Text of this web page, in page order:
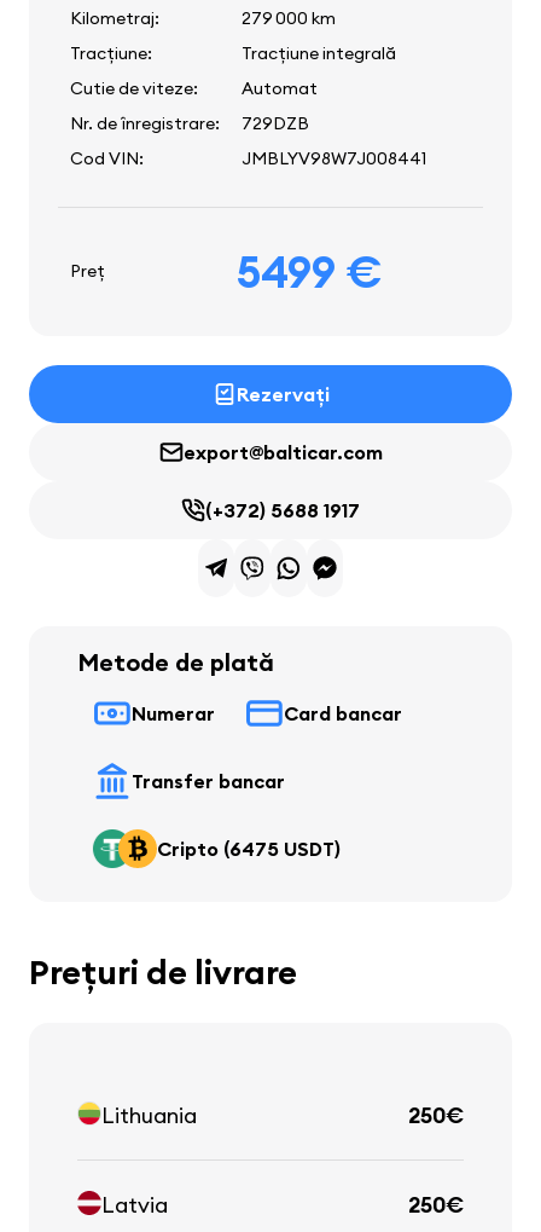
Kilometraj:
279 000 km
Tracțiune:
Tracțiune integrală
Cutie de viteze:
Automat
Nr. de înregistrare:
729DZB
Cod VIN:
JMBLYV98W7J008441
Preț 5499 €
Rezervați
export@balticar.com
(+372) 5688 1917
Metode de plată
Numerar Card bancar
Transfer bancar
Cripto (6475 USDT)
Prețuri de livrare
Lithuania 250€
Latvia 250€